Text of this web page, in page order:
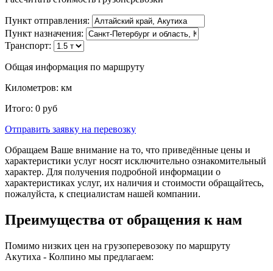
Пункт отправления:
Пункт назначения:
Транспорт:
Общая информация по маршруту
Километров: км
Итого: 0 руб
Отправить заявку на перевозку
Обращаем Ваше внимание на то, что приведённые цены и
характеристики услуг носят исключительно ознакомительный
характер. Для получения подробной информации о
характеристиках услуг, их наличия и стоимости обращайтесь,
пожалуйста, к специалистам нашей компании.
Преимущества от обращения к нам
Помимо низких цен на грузоперевозоку по маршруту
Акутиха - Колпино мы предлагаем: